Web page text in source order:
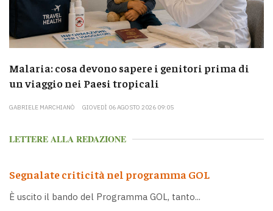
Malaria: cosa devono sapere i genitori prima di
un viaggio nei Paesi tropicali
GABRIELE MARCHIANÒ GIOVEDÌ 06 AGOSTO 2026 09:05
LETTERE ALLA REDAZIONE
Segnalate criticità nel programma GOL
È uscito il bando del Programma GOL, tanto...